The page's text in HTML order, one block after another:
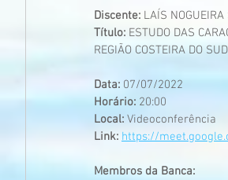
Discente: LAÍS NOGUEIRA
Título: ESTUDO DAS
REGIÃO COSTEIRA DO
Data: 07/07/2022
Horário: 20:00
Local: Videoconferência
Link: https://
Membros da Banca: